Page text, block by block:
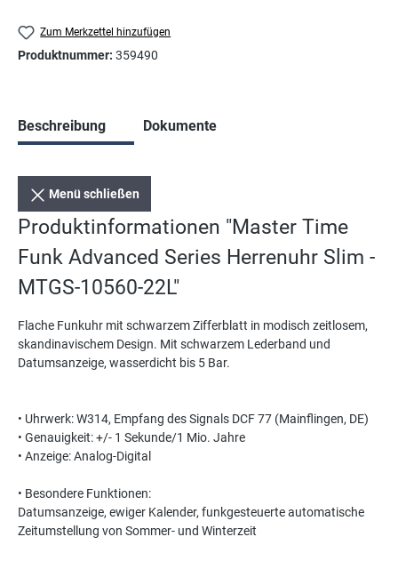
Zum Merkzettel hinzufügen
Produktnummer: 359490
Beschreibung Dokumente
Menü schließen
Produktinformationen "Master Time
Funk Advanced Series Herrenuhr Slim -
MTGS-10560-22L"
Flache Funkuhr mit schwarzem Zifferblatt in modisch zeitlosem,
skandinavischem Design. Mit schwarzem Lederband und
Datumsanzeige, wasserdicht bis 5 Bar.
• Uhrwerk: W314, Empfang des Signals DCF 77 (Mainflingen, DE)
• Genauigkeit: +/- 1 Sekunde/1 Mio. Jahre
• Anzeige: Analog-Digital
• Besondere Funktionen:
Datumsanzeige, ewiger Kalender, funkgesteuerte automatische
Zeitumstellung von Sommer- und Winterzeit